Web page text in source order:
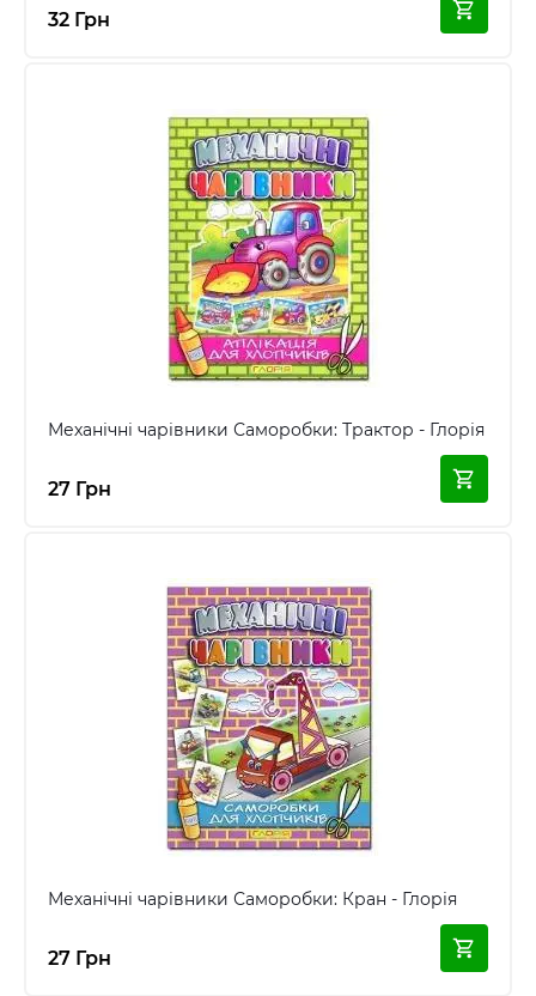
32 Грн
Механічні чарівники Саморобки: Трактор - Глорія
27 Грн
Механічні чарівники Саморобки: Кран - Глорія
27 Грн